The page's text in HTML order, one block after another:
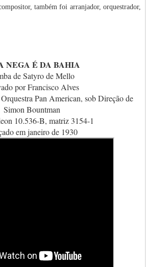
também foi arranjador, orquestrador,
NEGA É DA BAHIA
de Satyro de Mello
por Francisco Alves
Pan American, sob Direção de
Simon Bountman
10.536-B, matriz 3154-1
em janeiro de 1930